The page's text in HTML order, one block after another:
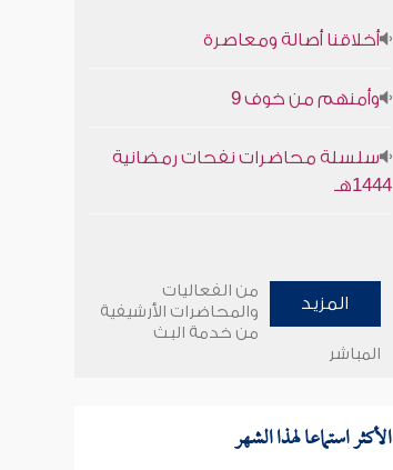
أخلاقنا أصالة ومعاصرة
وأمنهم من خوف 9
سلسلة محاضرات نفحات رمضانية
1444هـ
المزيد
من الفعاليات
والمحاضرات الأرشيفية
من خدمة البث
المباشر
الأكثر استماعا لهذا الشهر